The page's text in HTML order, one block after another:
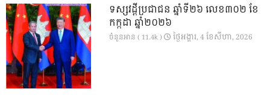
ទស្សវដ្តីប្រជាជន ឆ្នាំទី២៦ លេខ៣០២ ខែ
កក្កដា ឆ្នាំ២០២៦
ចំនួនអាន ( 11.4k ) ថ្ងៃ​អង្គារ, 4 ខែ​សីហា, 2026